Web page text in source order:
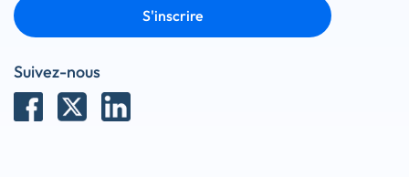
S'inscrire
Suivez-nous